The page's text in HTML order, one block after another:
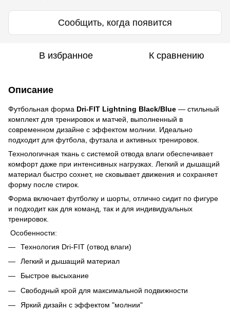
Сообщить, когда появится
В избранное К сравнению
Описание
Футбольная форма Dri-FIT Lightning Black/Blue — стильный
комплект для тренировок и матчей, выполненный в
современном дизайне с эффектом молнии. Идеально
подходит для футбола, футзала и активных тренировок.
Технологичная ткань с системой отвода влаги обеспечивает
комфорт даже при интенсивных нагрузках. Легкий и дышащий
материал быстро сохнет, не сковывает движения и сохраняет
форму после стирок.
Форма включает футболку и шорты, отлично сидит по фигуре
и подходит как для команд, так и для индивидуальных
тренировок.
Особенности:
Технология Dri-FIT (отвод влаги)
Легкий и дышащий материал
Быстрое высыхание
Свободный крой для максимальной подвижности
Яркий дизайн с эффектом "молнии"